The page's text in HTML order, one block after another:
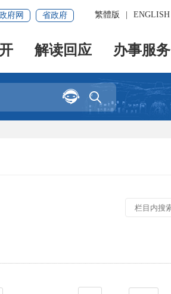
繁體版 ENGLISH
府网 省政府
解读回应 办事服务

